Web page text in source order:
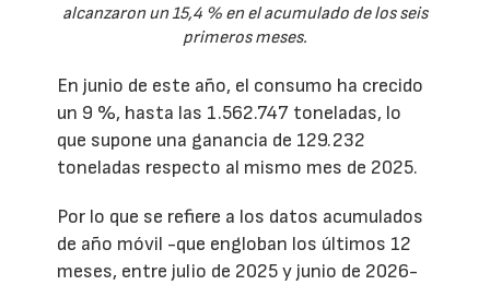
alcanzaron un 15,4 % en el acumulado de los seis
primeros meses.
En junio de este año, el consumo ha crecido
un 9 %, hasta las 1.562.747 toneladas, lo
que supone una ganancia de 129.232
toneladas respecto al mismo mes de 2025.
Por lo que se refiere a los datos acumulados
de año móvil -que engloban los últimos 12
meses, entre julio de 2025 y junio de 2026-